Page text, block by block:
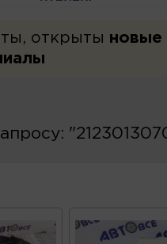
открыты новые